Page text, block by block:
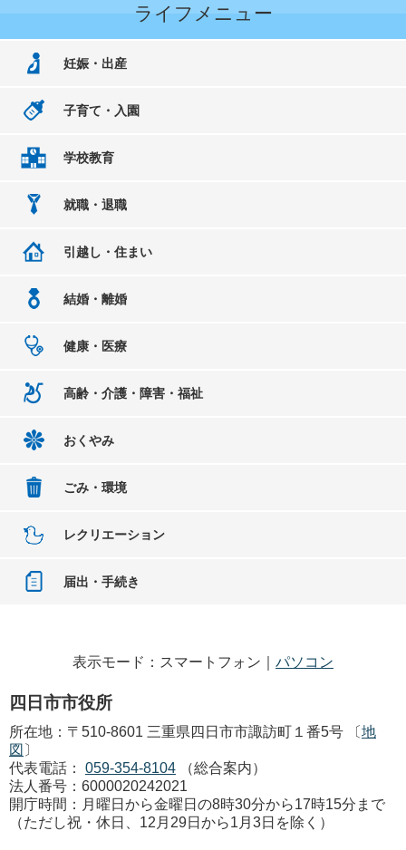
ライフメニュー
妊娠・出産
子育て・入園
学校教育
就職・退職
引越し・住まい
結婚・離婚
健康・医療
高齢・介護・障害・福祉
おくやみ
ごみ・環境
レクリエーション
届出・手続き
表示モード：スマートフォン｜ パソコン
四日市市役所
所在地：〒510-8601 三重県四日市市諏訪町１番5号 〔地
図 〕
代表電話：
059-354-8104
（総合案内）
法人番号：6000020242021
開庁時間：月曜日から金曜日の8時30分から17時15分まで
（ただし祝・休日、12月29日から1月3日を除く）